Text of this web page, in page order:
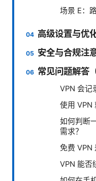
场景 E：
高级设置与优
安全与合规注
常见问题解答
VPN 会记
使用 VPN
如何判断
需求？
免费 VPN
VPN 能否